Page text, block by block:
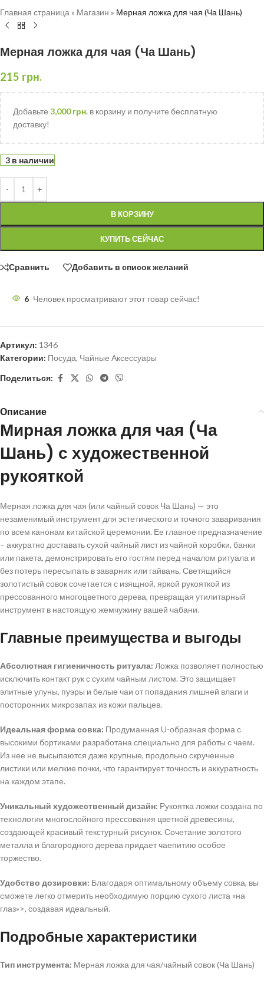
Главная страница » Магазин » Мерная ложка для чая (Ча Шань)
Мерная ложка для чая (Ча Шань)
215 грн.
Добавьте 3,000грн. в корзину и получите бесплатную
доставку!
3 в наличии
В КОРЗИНУ
КУПИТЬ СЕЙЧАС
Сравнить Добавить в список желаний
6 Человек просматривают этот товар сейчас!
Артикул: 1346
Категории: Посуда, Чайные Аксессуары
Поделиться:
Описание
Мирная ложка для чая (Ча
Шань) с художественной
рукояткой
Мерная ложка для чая (или чайный совок Ча Шань) — это
незаменимый инструмент для эстетического и точного заваривания
по всем канонам китайской церемонии. Ее главное предназначение
– аккуратно доставать сухой чайный лист из чайной коробки, банки
или пакета, демонстрировать его гостям перед началом ритуала и
без потерь пересыпать в заварник или гайвань. Светящийся
золотистый совок сочетается с изящной, яркой рукояткой из
прессованного многоцветного дерева, превращая утилитарный
инструмент в настоящую жемчужину вашей чабани.
Главные преимущества и выгоды
Абсолютная гигиеничность ритуала: Ложка позволяет полностью
исключить контакт рук с сухим чайным листом. Это защищает
элитные улуны, пуэры и белые чаи от попадания лишней влаги и
посторонних микрозапах из кожи пальцев.
Идеальная форма совка: Продуманная U-образная форма с
высокими бортиками разработана специально для работы с чаем.
Из нее не высыпаются даже крупные, продольно скрученные
листики или мелкие почки, что гарантирует точность и аккуратность
на каждом этапе.
Уникальный художественный дизайн: Рукоятка ложки создана по
технологии многослойного прессования цветной древесины,
создающей красивый текстурный рисунок. Сочетание золотого
металла и благородного дерева придает чаепитию особое
торжество.
Удобство дозировки: Благодаря оптимальному объему совка, вы
сможете легко отмерить необходимую порцию сухого листа «на
глаз»>, создавая идеальный.
Подробные характеристики
Тип инструмента: Мерная ложка для чая/чайный совок (Ча Шань)